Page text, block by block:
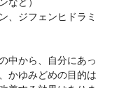
、ジフェンヒドラミ
中から、自分にあっ
かゆみどめの目的は